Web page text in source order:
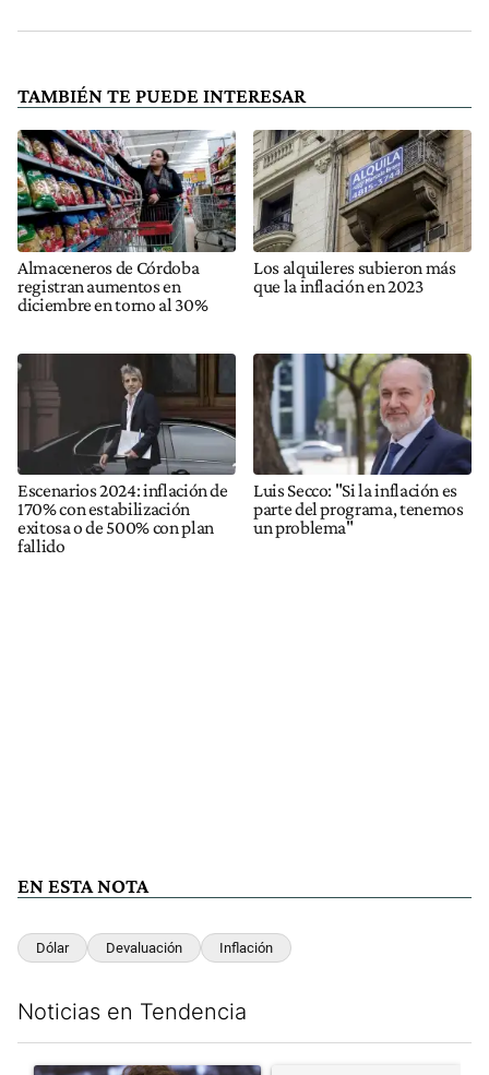
TAMBIÉN TE PUEDE INTERESAR
Almaceneros de Córdoba
registran aumentos en
diciembre en torno al 30%
Los alquileres subieron más
que la inflación en 2023
Escenarios 2024: inflación de
170% con estabilización
exitosa o de 500% con plan
fallido
Luis Secco: "Si la inflación es
parte del programa, tenemos
un problema"
EN ESTA NOTA
Dólar Devaluación Inflación
Noticias en Tendencia